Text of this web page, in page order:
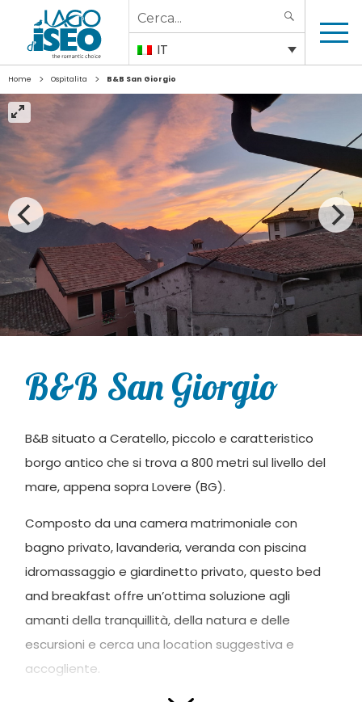
Search
for:
IT
Home > Ospitalita > B&B San Giorgio
B&B San Giorgio
B&B situato a Ceratello, piccolo e caratteristico
borgo antico che si trova a 800 metri sul livello del
mare, appena sopra Lovere (BG).
Composto da una camera matrimoniale con
bagno privato, lavanderia, veranda con piscina
idromassaggio e giardinetto privato, questo bed
and breakfast offre un’ottima soluzione agli
amanti della tranquillità, della natura e delle
escursioni e cerca una location suggestiva e
accogliente.